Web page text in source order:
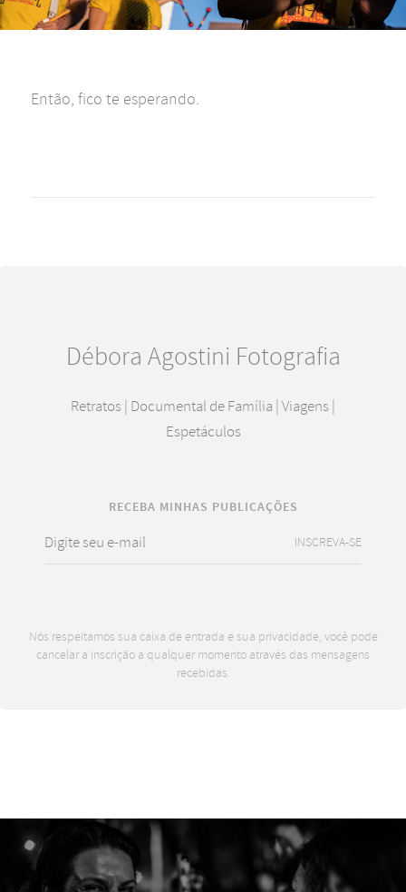
Então, fico te esperando.
Débora Agostini Fotografia
Retratos | Documental de Família | Viagens |
Espetáculos
RECEBA MINHAS PUBLICAÇÕES
INSCREVA-SE
Nós respeitamos sua caixa de entrada e sua privacidade, você pode
cancelar a inscrição a qualquer momento através das mensagens
recebidas.